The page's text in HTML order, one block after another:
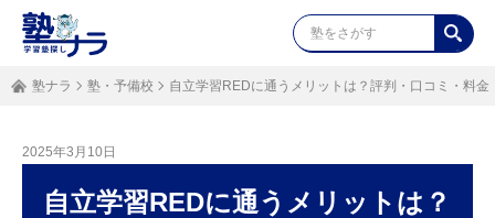
塾ナラ 塾・予備校 自立学習REDに通うメリットは？評判・口コミ・料金
2025年3月10日
自立学習REDに通うメリットは？